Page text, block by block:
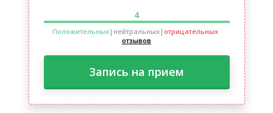
4
Положительных|нейтральных| отрицательных
отзывов
Запись на прием